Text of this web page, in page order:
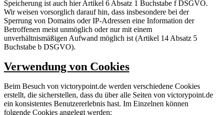
Speicherung ist auch hier Artikel 6 Absatz 1 Buchstabe f DSGVO.
Wir weisen vorsorglich darauf hin, dass insbesondere bei der
Sperrung von Domains oder IP-Adressen eine Information der
Betroffenen meist unmöglich oder nur mit einem
unverhältnismäßigen Aufwand möglich ist (Artikel 14 Absatz 5
Buchstabe b DSGVO).
Verwendung von Cookies
Beim Besuch von victorypoint.de werden verschiedene Cookies
erstellt, die sicherstellen, dass du über alle Seiten von victorypoint.de
ein konsistentes Benutzererlebnis hast. Im Einzelnen können
folgende Cookies angelegt werden: